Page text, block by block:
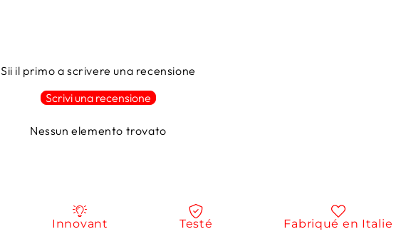
Sii il primo a scrivere una recensione
Scrivi una recensione
Nessun elemento trovato
Innovant Testé Fabriqué en Italie